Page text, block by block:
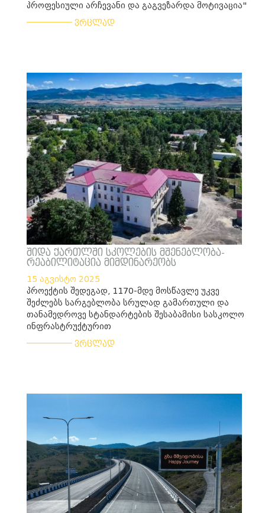
პროფესიული არჩევანი და გაგვეზარდა მოტივაცია"
ვრცლად
შიდა ქართლში სკოლების მშენებლობა-
რეაბილიტაცია მიმდინარეობს
15 აგვისტო 2025
პროექტის შედეგად, 1170-მდე მოსწავლე უკვე
შეძლებს სარგებლობა სრულად გამართული და
თანამედროვე სტანდარტების შესაბამისი სასკოლო
ინფრასტრუქტურით
ვრცლად